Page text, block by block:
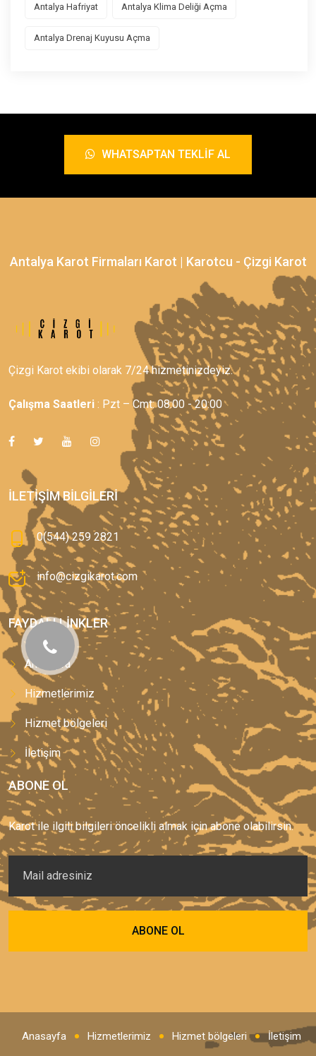
Antalya Hafriyat Antalya Klima Deliği Açma
Antalya Drenaj Kuyusu Açma
WHATSAPTAN TEKLIF AL
Antalya Karot Firmaları Karot | Karotcu - Çizgi Karot
Çizgi Karot ekibi olarak 7/24 hizmetinizdeyiz.
Çalışma Saatleri : Pzt – Cmt: 08:00 - 20:00
İLETIŞIM BILGILERI
0(544) 259 2821
info@cizgikarot.com
FAYDALI LINKLER
Anasayfa
Hizmetlerimiz
Hizmet bölgeleri
İletişim
ABONE OL
Karot ile ilgili bilgileri öncelikli almak için abone olabilirsin.
Anasayfa Hizmetlerimiz Hizmet bölgeleri
İletişim